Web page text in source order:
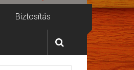
Biztosítás